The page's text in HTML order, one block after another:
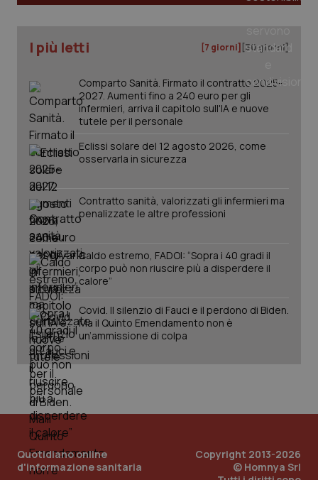
Quotidiano Pediatria
Rene & patologie urogenitali
Salute orale & impianti
Sangue & coagulazione
Tiroide
Tumore al seno
Tumore ovarico
Tumori del Polmone & Testa Collo
Tumori gastrointestinali
Ulcera & Reflusso
Vaccini
I più letti [7 giorni] [30 giorni]
Comparto Sanità. Firmato il contratto 2025-
2027. Aumenti fino a 240 euro per gli
infermieri, arriva il capitolo sull'IA e nuove
tutele per il personale
Eclissi solare del 12 agosto 2026, come
osservarla in sicurezza
Contratto sanità, valorizzati gli infermieri ma
penalizzate le altre professioni
Caldo estremo, FADOI: “Sopra i 40 gradi il
corpo può non riuscire più a disperdere il
calore”
Covid. Il silenzio di Fauci e il perdono di Biden.
Ma il Quinto Emendamento non è
un’ammissione di colpa
Quotidiano online
d'informazione sanitaria
Copyright 2013-2026
© Homnya Srl
Nome
Fornitore/Dominio
CookieScriptConsent
CookieScript
www.quotidianosanita.it
tracking-sites-ironfish-
tracking-enable
2